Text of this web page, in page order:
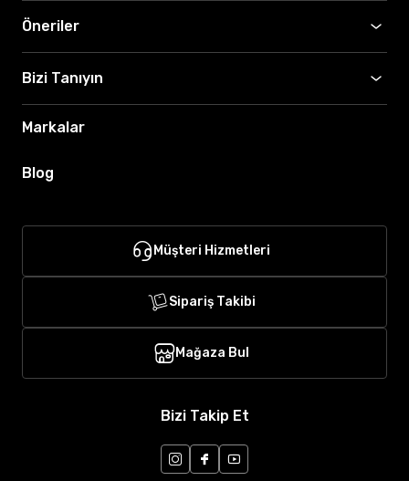
Öneriler
Bizi Tanıyın
Markalar
Blog
Müşteri Hizmetleri
Sipariş Takibi
Mağaza Bul
Bizi Takip Et